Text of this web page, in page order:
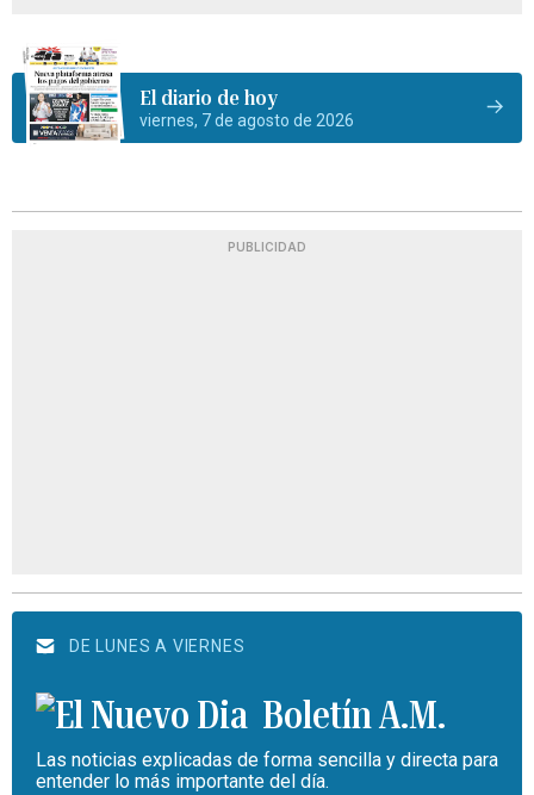
El diario de hoy
viernes, 7 de agosto de 2026
PUBLICIDAD
DE LUNES A VIERNES
Boletín A.M.
Las noticias explicadas de forma sencilla y directa para
entender lo más importante del día.